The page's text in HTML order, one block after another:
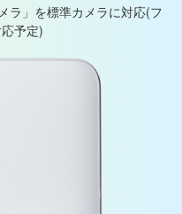
ラ」を標準カメラに対応(フ
予定)